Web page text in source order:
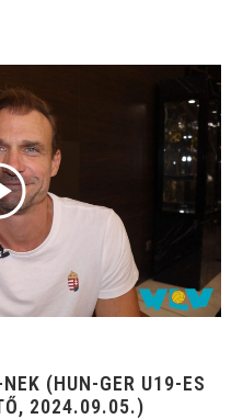
(HUN-GER U19-ES
2024.09.05.)